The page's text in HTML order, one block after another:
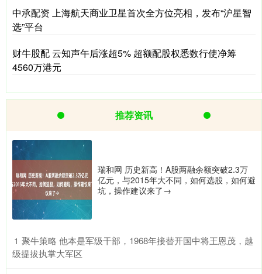
中承配资 上海航天商业卫星首次全方位亮相，发布“沪星智
选”平台
财牛股配 云知声午后涨超5% 超额配股权悉数行使净筹
4560万港元
推荐资讯
瑞和网 历史新高！A股两融余额突破2.3万
亿元，与2015年大不同，如何选股，如何避
坑，操作建议来了→
1 ​聚牛策略 他本是军级干部，1968年接替开国中将王恩茂，越
级提拔执掌大军区